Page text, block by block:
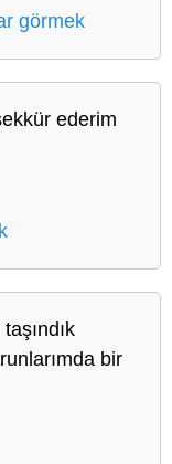
görmek
ederim
bir